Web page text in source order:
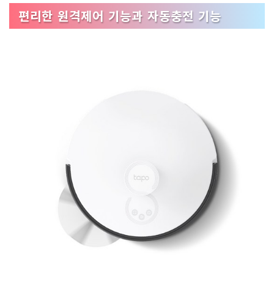
편리한 원격제어 기능과 자동충전 기능